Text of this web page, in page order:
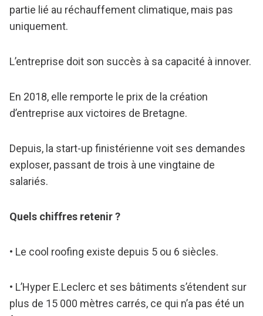
partie lié au réchauffement climatique, mais pas
uniquement.
L’entreprise doit son succès à sa capacité à innover.
En 2018, elle remporte le prix de la création
d’entreprise aux victoires de Bretagne.
Depuis, la start-up finistérienne voit ses demandes
exploser, passant de trois à une vingtaine de
salariés.
Quels chiffres retenir ?
• Le cool roofing existe depuis 5 ou 6 siècles.
• L’Hyper E.Leclerc et ses bâtiments s’étendent sur
plus de 15 000 mètres carrés, ce qui n’a pas été un